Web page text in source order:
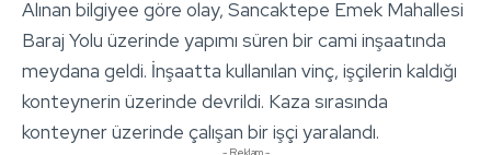
Alınan bilgiyee göre olay, Sancaktepe Emek Mahallesi
Baraj Yolu üzerinde yapımı süren bir cami inşaatında
meydana geldi. İnşaatta kullanılan vinç, işçilerin kaldığı
konteynerin üzerinde devrildi. Kaza sırasında
konteyner üzerinde çalışan bir işçi yaralandı.